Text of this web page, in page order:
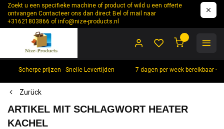
Zoekt u een specifieke machine of product of wild u een offerte
ontvangen Contacteer ons dan direct Bel of mail naar
+31621803866 ofinfo@nize-products.nl
Scherpe prijzen - Snelle Levertijden 7 dagen per week bereikbaar
Zurück
ARTIKEL MIT SCHLAGWORT HEATER
KACHEL